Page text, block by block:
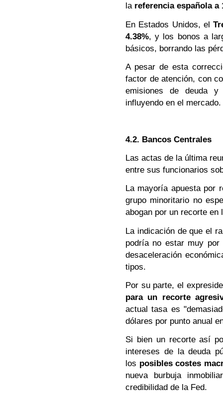
la referencia española a
En Estados Unidos, el
4.38%, y los bonos a
básicos, borrando las
A pesar de esta
factor de atención, con
emisiones de deuda
influyendo en el mercado.
4.2. Bancos Centrales
Las actas de la última
entre sus funcionarios
La mayoría apuesta por
grupo minoritario no
abogan por un recorte en
La indicación de que el
podría no estar muy
desaceleración
tipos.
Por su parte, el
para un recorte
actual tasa es
dólares por punto anual
Si bien un recorte así
intereses de la deuda
los posibles costes
nueva burbuja
credibilidad de la Fed.